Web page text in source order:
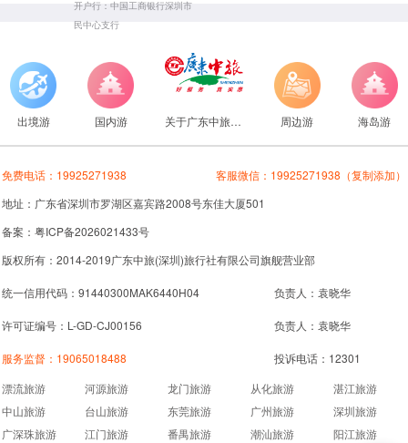
开户行：中国工商银行深圳市
民中心支行
出境游 国内游 关于广东中旅旅行社 周边游 海岛游
免费电话： 19925271938 客服微信： 19925271938 （复制添加）
地址：广东省深圳市罗湖区嘉宾路2008号东佳大厦501
备案：粤ICP备2026021433号
版权所有：2014-2019广东中旅(深圳)旅行社有限公司旗舰营业部
统一信用代码：91440300MAK6440H04 负责人：袁晓华
许可证编号：L-GD-CJ00156 负责人：袁晓华
服务监督： 19065018488
投诉电话：12301
漂流旅游
河源旅游 龙门旅游 从化旅游
湛江旅游
中山旅游
台山旅游 东莞旅游 广州旅游
深圳旅游
广深珠旅游
江门旅游 番禺旅游 潮汕旅游 阳江旅游